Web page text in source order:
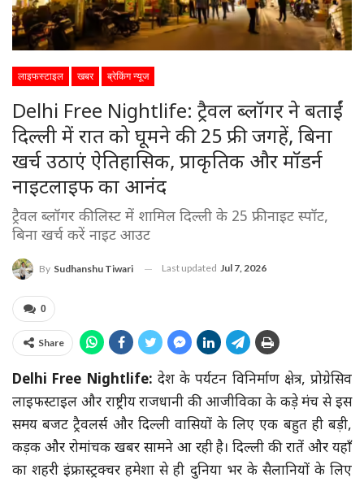
लाइफस्टाइल खबर ब्रेकिंग न्यूज
Delhi Free Nightlife: ट्रैवल ब्लॉगर ने बताईं
दिल्ली में रात को घूमने की 25 फ्री जगहें, बिना
खर्च उठाएं ऐतिहासिक, प्राकृतिक और मॉडर्न
नाइटलाइफ का आनंद
ट्रैवल ब्लॉगर की लिस्ट में शामिल दिल्ली के 25 फ्री नाइट स्पॉट,
बिना खर्च करें नाइट आउट
By Sudhanshu Tiwari Last updated Jul 7, 2026
0
Share
Delhi Free Nightlife: देश के पर्यटन विनिर्माण क्षेत्र, प्रोग्रेसिव
लाइफस्टाइल और राष्ट्रीय राजधानी की आजीविका के कड़े मंच से इस
समय बजट ट्रैवलर्स और दिल्ली वासियों के लिए एक बहुत ही बड़ी,
कड़क और रोमांचक खबर सामने आ रही है। दिल्ली की रातें और यहाँ
का शहरी इंफ्रास्ट्रक्चर हमेशा से ही दुनिया भर के सैलानियों के लिए